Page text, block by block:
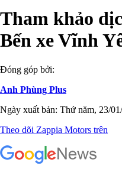
Tham khảo
Bến xe Vĩnh
Đóng góp bởi:
Anh Phùng Plus
Ngày xuất bản: Thứ năm, 23/
Theo dõi Zappia Motors trên